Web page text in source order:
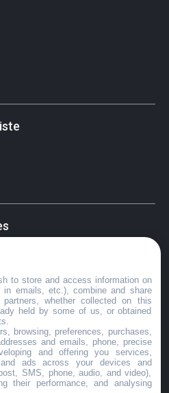
to store and access information on
emails, etc.), combine and share
whether collected on this
held by some of us, or obtained
browsing, preferences, purchases,
and emails, phone, precise
and offering you services,
ads across your devices and
SMS, phone, audio, and video),
their performance, and analysing